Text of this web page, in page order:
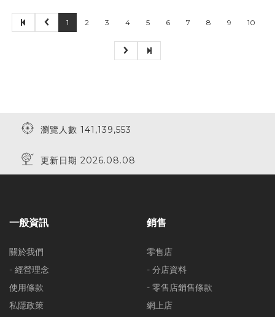
1 2 3 4 5 6 7 8 9 10
瀏覽人數 141,139,553
更新日期 2026.08.08
一般資訊
關於我們
- 經營理念
使用條款
私隱政策
銷售
零售店
- 分店資料
- 零售店銷售條款
網上店